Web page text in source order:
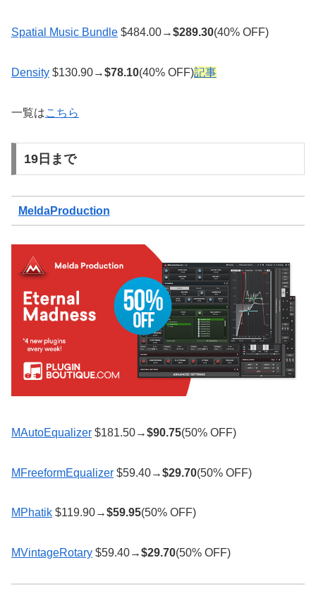
Spatial Music Bundle $484.00→$289.30(40% OFF)
Density $130.90→$78.10(40% OFF)記事
一覧はこちら
19日まで
MeldaProduction
MAutoEqualizer $181.50→$90.75(50% OFF)
MFreeformEqualizer $59.40→$29.70(50% OFF)
MPhatik $119.90→$59.95(50% OFF)
MVintageRotary $59.40→$29.70(50% OFF)